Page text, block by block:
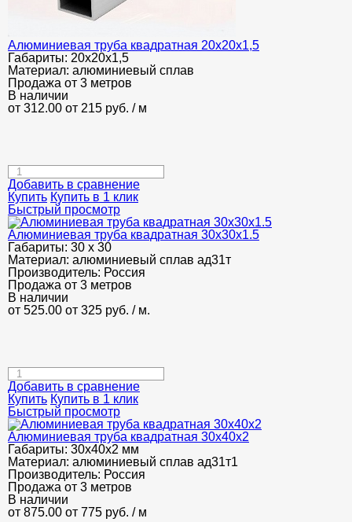
Алюминиевая труба квадратная 20х20х1,5
Габариты: 20х20х1,5
Материал: алюминиевый сплав
Продажа от 3 метров
В наличии
от 312.00 от 215 руб. / м
Добавить в сравнение
Купить Купить в 1 клик
Быстрый просмотр
Алюминиевая труба квадратная 30х30х1.5
Габариты: 30 х 30
Материал: алюминиевый сплав ад31т
Производитель: Россия
Продажа от 3 метров
В наличии
от 525.00 от 325 руб. / м.
Добавить в сравнение
Купить Купить в 1 клик
Быстрый просмотр
Алюминиевая труба квадратная 30х40х2
Габариты: 30х40х2 мм
Материал: алюминиевый сплав ад31т1
Производитель: Россия
Продажа от 3 метров
В наличии
от 875.00 от 775 руб. / м